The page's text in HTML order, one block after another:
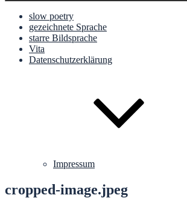
slow poetry
gezeichnete Sprache
starre Bildsprache
Vita
Datenschutzerklärung
Impressum
cropped-image.jpeg